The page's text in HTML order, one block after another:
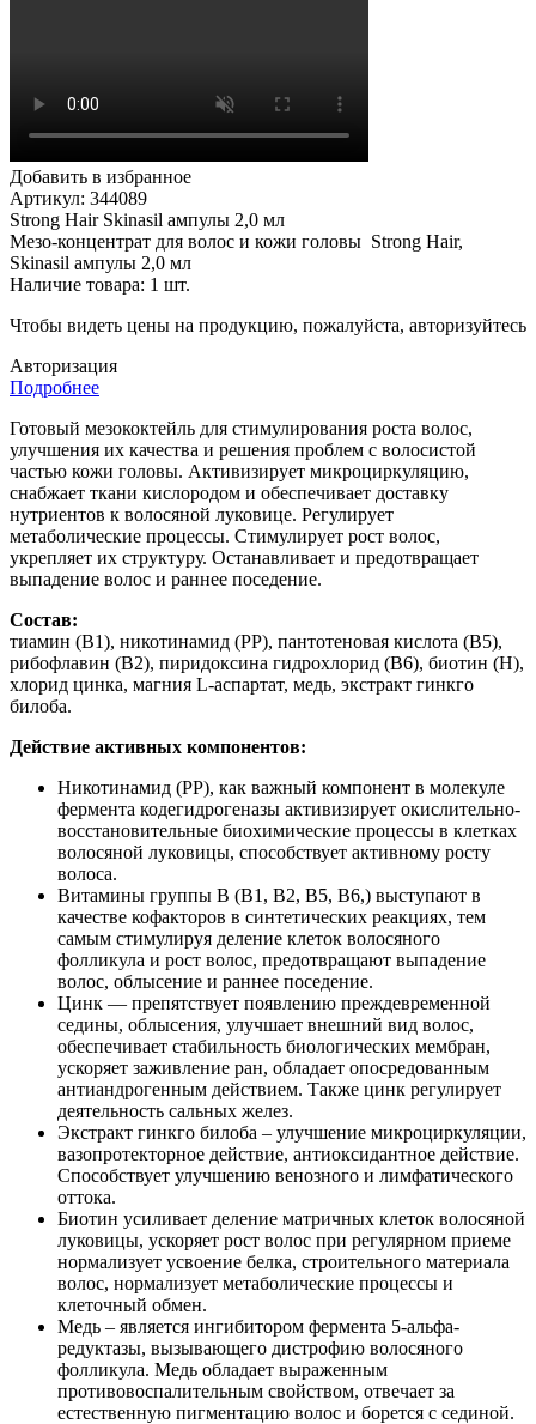
Добавить в избранное
Артикул: 344089
Strong Hair Skinasil ампулы 2,0 мл
Мезо-концентрат для волос и кожи головы Strong Hair,
Skinasil ампулы 2,0 мл
Наличие товара: 1 шт.
Чтобы видеть цены на продукцию, пожалуйста, авторизуйтесь
Авторизация
Подробнее
Готовый мезококтейль для стимулирования роста волос,
улучшения их качества и решения проблем с волосистой
частью кожи головы. Активизирует микроциркуляцию,
снабжает ткани кислородом и обеспечивает доставку
нутриентов к волосяной луковице. Регулирует
метаболические процессы. Стимулирует рост волос,
укрепляет их структуру. Останавливает и предотвращает
выпадение волос и раннее поседение.
Состав:
тиамин (В1), никотинамид (РР), пантотеновая кислота (В5),
рибофлавин (В2), пиридоксина гидрохлорид (В6), биотин (Н),
хлорид цинка, магния L-аспартат, медь, экстракт гинкго
билоба.
Действие активных компонентов:
Никотинамид (РР), как важный компонент в молекуле
фермента кодегидрогеназы активизирует окислительно-
восстановительные биохимические процессы в клетках
волосяной луковицы, способствует активному росту
волоса.
Витамины группы В (В1, В2, В5, В6,) выступают в
качестве кофакторов в синтетических реакциях, тем
самым стимулируя деление клеток волосяного
фолликула и рост волос, предотвращают выпадение
волос, облысение и раннее поседение.
Цинк — препятствует появлению преждевременной
седины, облысения, улучшает внешний вид волос,
обеспечивает стабильность биологических мембран,
ускоряет заживление ран, обладает опосредованным
антиандрогенным действием. Также цинк регулирует
деятельность сальных желез.
Экстракт гинкго билоба – улучшение микроциркуляции,
вазопротекторное действие, антиоксидантное действие.
Способствует улучшению венозного и лимфатического
оттока.
Биотин усиливает деление матричных клеток волосяной
луковицы, ускоряет рост волос при регулярном приеме
нормализует усвоение белка, строительного материала
волос, нормализует метаболические процессы и
клеточный обмен.
Медь – является ингибитором фермента 5-альфа-
редуктазы, вызывающего дистрофию волосяного
фолликула. Медь обладает выраженным
противовоспалительным свойством, отвечает за
естественную пигментацию волос и борется с сединой.